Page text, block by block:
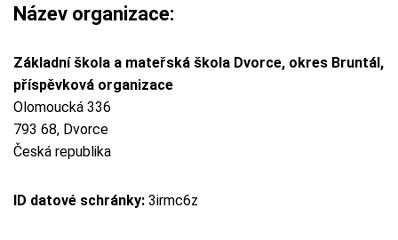
Název organizace:
Základní škola a mateřská škola Dvorce, okres Bruntál,
příspěvková organizace
Olomoucká 336
793 68, Dvorce
Česká republika
ID datové schránky: 3irmc6z